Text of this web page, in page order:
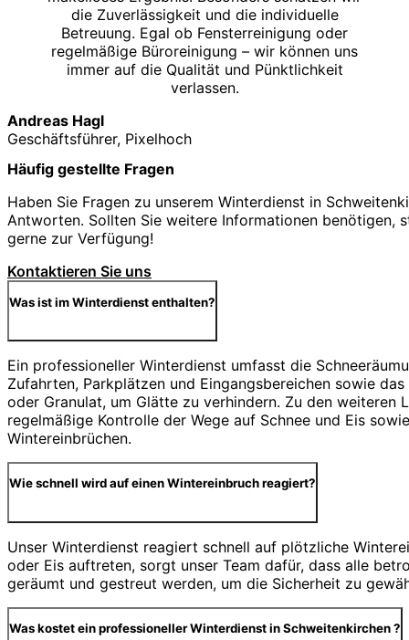
die Zuverlässigkeit und die individuelle
Betreuung. Egal ob Fensterreinigung oder
regelmäßige Büroreinigung – wir können uns
immer auf die Qualität und Pünktlichkeit
verlassen.
Andreas Hagl
Geschäftsführer, Pixelhoch
Häufig gestellte Fragen
Haben Sie Fragen zu unserem Winterdienst in
Antworten. Sollten Sie weitere Informationen benötigen,
gerne zur Verfügung!
Kontaktieren Sie uns
Was ist im Winterdienst enthalten?
Ein professioneller Winterdienst umfasst die
Zufahrten, Parkplätzen und Eingangsbereichen sowie
oder Granulat, um Glätte zu verhindern. Zu den weiteren
regelmäßige Kontrolle der Wege auf Schnee und Eis
Wintereinbrüchen.
Wie schnell wird auf einen Wintereinbruch reagiert?
Unser Winterdienst reagiert schnell auf plötzliche
oder Eis auftreten, sorgt unser Team dafür, dass alle
geräumt und gestreut werden, um die Sicherheit zu
Was kostet ein professioneller Winterdienst in Schweitenkirchen ?